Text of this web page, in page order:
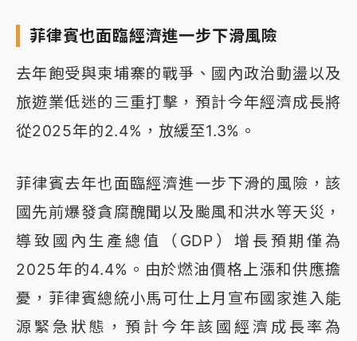
菲律賓也面臨經濟進一步下滑風險
去年飽受與柬埔寨的戰爭、國內政治動盪以及
旅遊業低迷的三重打擊，預計今年經濟成長將
從2025年的2.4%，放緩至1.3%。
菲律賓去年也面臨經濟進一步下滑的風險，該
國先前爆發貪腐醜聞以及颱風和洪水等天災，
導致國內生產總值（GDP）增長預期僅為
2025年的4.4%。由於燃油價格上漲和供應擔
憂，菲律賓總統小馬可仕上月宣布國家進入能
源緊急狀態，預計今年該國經濟成長率為